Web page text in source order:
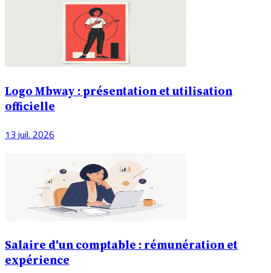
Logo Mbway : présentation et utilisation
officielle
13 juil. 2026
Salaire d'un comptable : rémunération et
expérience